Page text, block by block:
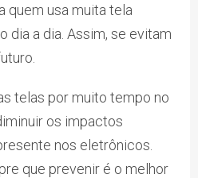
quem usa muita tela
dia a dia. Assim, se evitam
telas por muito tempo no
os impactos
nos eletrônicos.
que prevenir é o melhor